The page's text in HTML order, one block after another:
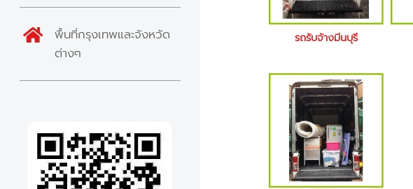
รถรับจ้างมีนบุรี
พื้นที่กรุงเทพและจังหวัด
ต่างๆ